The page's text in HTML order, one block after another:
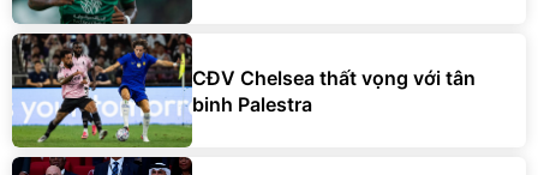
CĐV Chelsea thất vọng với tân
binh Palestra